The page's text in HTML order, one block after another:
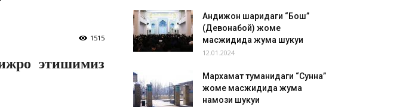
1515
этишимиз
Андижон шаҳридаги “Бош”
(Девонабой) жоме
масжидида жума шукуҳи
12.01.2024
Мархамат туманидаги “Сунна”
жоме масжидида жума
намози шукуҳи